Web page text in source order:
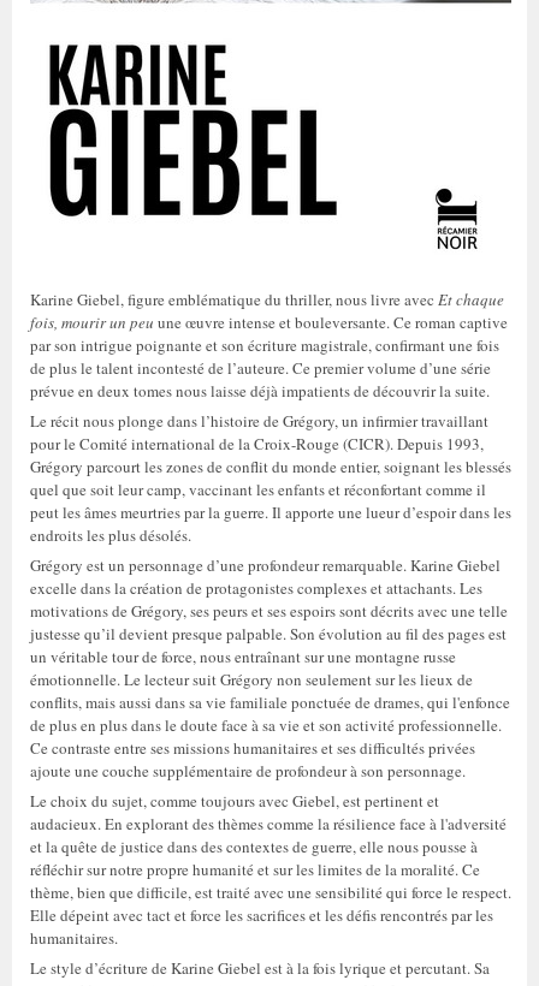
Karine Giebel, figure emblématique du thriller, nous livre avec Et chaque
fois, mourir un peu une œuvre intense et bouleversante. Ce roman captive
par son intrigue poignante et son écriture magistrale, confirmant une fois
de plus le talent incontesté de l’auteure. Ce premier volume d’une série
prévue en deux tomes nous laisse déjà impatients de découvrir la suite.
Le récit nous plonge dans l’histoire de Grégory, un infirmier travaillant
pour le Comité international de la Croix-Rouge (CICR). Depuis 1993,
Grégory parcourt les zones de conflit du monde entier, soignant les blessés
quel que soit leur camp, vaccinant les enfants et réconfortant comme il
peut les âmes meurtries par la guerre. Il apporte une lueur d’espoir dans les
endroits les plus désolés.
Grégory est un personnage d’une profondeur remarquable. Karine Giebel
excelle dans la création de protagonistes complexes et attachants. Les
motivations de Grégory, ses peurs et ses espoirs sont décrits avec une telle
justesse qu’il devient presque palpable. Son évolution au fil des pages est
un véritable tour de force, nous entraînant sur une montagne russe
émotionnelle. Le lecteur suit Grégory non seulement sur les lieux de
conflits, mais aussi dans sa vie familiale ponctuée de drames, qui l'enfonce
de plus en plus dans le doute face à sa vie et son activité professionnelle.
Ce contraste entre ses missions humanitaires et ses difficultés privées
ajoute une couche supplémentaire de profondeur à son personnage.
Le choix du sujet, comme toujours avec Giebel, est pertinent et
audacieux. En explorant des thèmes comme la résilience face à l'adversité
et la quête de justice dans des contextes de guerre, elle nous pousse à
réfléchir sur notre propre humanité et sur les limites de la moralité. Ce
thème, bien que difficile, est traité avec une sensibilité qui force le respect.
Elle dépeint avec tact et force les sacrifices et les défis rencontrés par les
humanitaires.
Le style d’écriture de Karine Giebel est à la fois lyrique et percutant. Sa